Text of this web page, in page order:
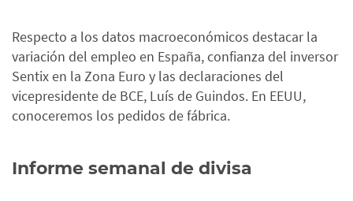
Respecto a los datos macroeconómicos destacar la
variación del empleo en España, confianza del inversor
Sentix en la Zona Euro y las declaraciones del
vicepresidente de BCE, Luís de Guindos. En EEUU,
conoceremos los pedidos de fábrica.
Informe semanal de divisa